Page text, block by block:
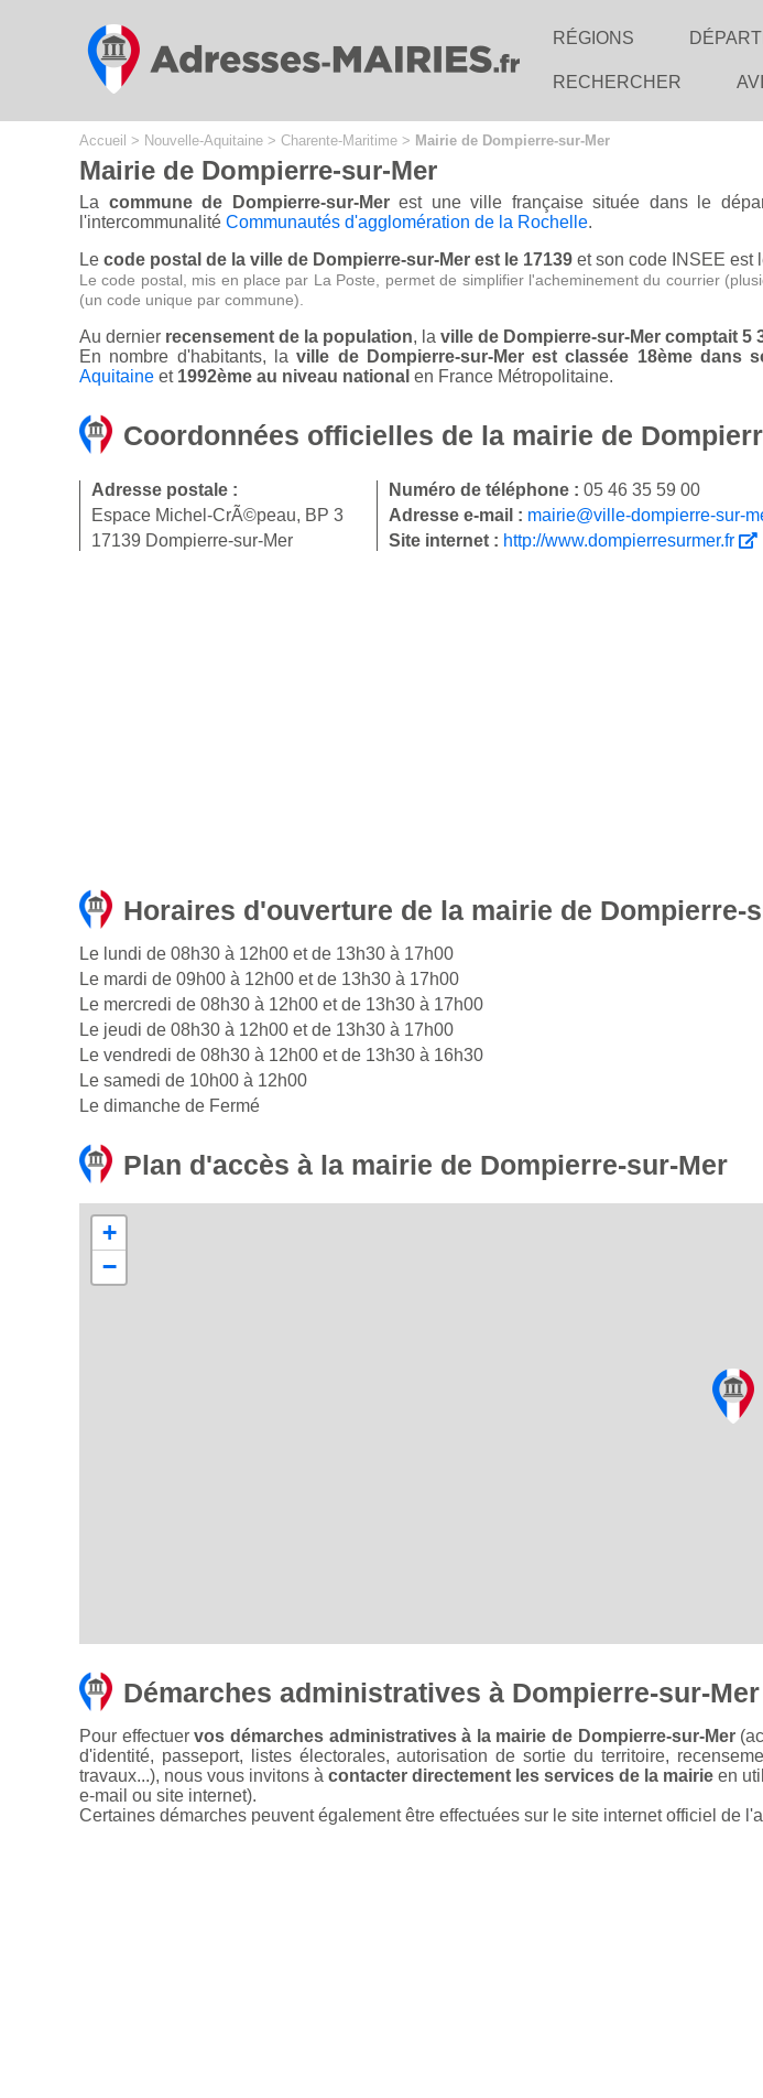
RÉGIONS
RECHERCHER
Accueil > Nouvelle-Aquitaine > Charente-Maritime > Mairie de Dompierre-sur-Mer
Mairie de Dompierre-sur-Mer
La commune de Dompierre-sur-Merest une ville française située dans le
l'intercommunalité Communautés d'agglomération de la Rochelle.
Le code postal de la ville de Dompierre-sur-Mer est le 17139 et son code INSEE est
Le code postal, mis en place par La Poste, permet de simplifier l'acheminement du courrier
(un code unique par commune).
Au dernier recensement de la population, la ville de Dompierre-sur-Mer comptait 5
En nombre d'habitants, laville de Dompierre-sur-Mer est classée 18ème dans
Aquitaine et 1992ème au niveau national en France Métropolitaine.
Coordonnées officielles de la mairie de
Adresse postale :
Espace Michel-CrÃ©peau, BP 3
17139 Dompierre-sur-Mer
Numéro de téléphone : 05 46 35 59 00
Adresse e-mail : mairie@ville-dompierre-sur-
Site internet : http://www.dompierresurmer.fr
Horaires d'ouverture de la mairie de Dompierre-
Le lundi de 08h30 à 12h00 et de 13h30 à 17h00
Le mardi de 09h00 à 12h00 et de 13h30 à 17h00
Le mercredi de 08h30 à 12h00 et de 13h30 à 17h00
Le jeudi de 08h30 à 12h00 et de 13h30 à 17h00
Le vendredi de 08h30 à 12h00 et de 13h30 à 16h30
Le samedi de 10h00 à 12h00
Le dimanche de Fermé
Plan d'accès à la mairie de Dompierre-sur-Mer
+
−
Démarches administratives à Dompierre-sur-Mer
Pour effectuervos démarches administratives à la mairie de Dompierre-sur-Mer
d'identité, passeport, listes électorales, autorisation de sortie du territoire,
travaux...), nous vous invitons à contacter directement les services de la mairie en
e-mail ou site internet).
Certaines démarches peuvent également être effectuées sur le site internet officiel de